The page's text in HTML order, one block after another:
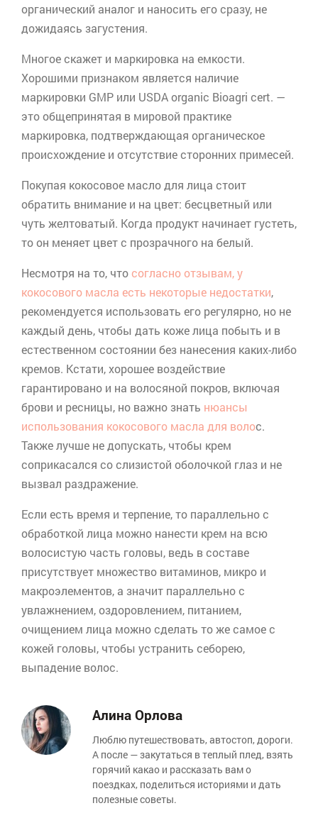
органический аналог и наносить его сразу, не
дожидаясь загустения.
Многое скажет и маркировка на емкости.
Хорошими признаком является наличие
маркировки GMP или USDA organic Bioagri cert. —
это общепринятая в мировой практике
маркировка, подтверждающая органическое
происхождение и отсутствие сторонних примесей.
Покупая кокосовое масло для лица стоит
обратить внимание и на цвет: бесцветный или
чуть желтоватый. Когда продукт начинает густеть,
то он меняет цвет с прозрачного на белый.
Несмотря на то, чтосогласно отзывам, у
кокосового масла есть некоторые недостатки,
рекомендуется использовать его регулярно, но не
каждый день, чтобы дать коже лица побыть и в
естественном состоянии без нанесения каких-либо
кремов. Кстати, хорошее воздействие
гарантировано и на волосяной покров, включая
брови и ресницы, но важно знать нюансы
использования кокосового масла для волос.
Также лучше не допускать, чтобы крем
соприкасался со слизистой оболочкой глаз и не
вызвал раздражение.
Если есть время и терпение, то параллельно с
обработкой лица можно нанести крем на всю
волосистую часть головы, ведь в составе
присутствует множество витаминов, микро и
макроэлементов, а значит параллельно с
увлажнением, оздоровлением, питанием,
очищением лица можно сделать то же самое с
кожей головы, чтобы устранить себорею,
выпадение волос.
Алина Орлова
Люблю путешествовать, автостоп, дороги.
А после — закутаться в теплый плед, взять
горячий какао и рассказать вам о
поездках, поделиться историями и дать
полезные советы.